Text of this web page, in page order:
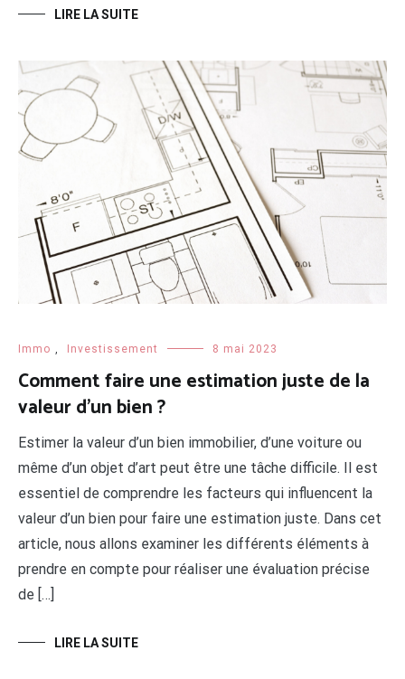
LIRE LA SUITE
Immo , Investissement 8 mai 2023
Comment faire une estimation juste de la
valeur d’un bien ?
Estimer la valeur d’un bien immobilier, d’une voiture ou
même d’un objet d’art peut être une tâche difficile. Il est
essentiel de comprendre les facteurs qui influencent la
valeur d’un bien pour faire une estimation juste. Dans cet
article, nous allons examiner les différents éléments à
prendre en compte pour réaliser une évaluation précise
de […]
LIRE LA SUITE